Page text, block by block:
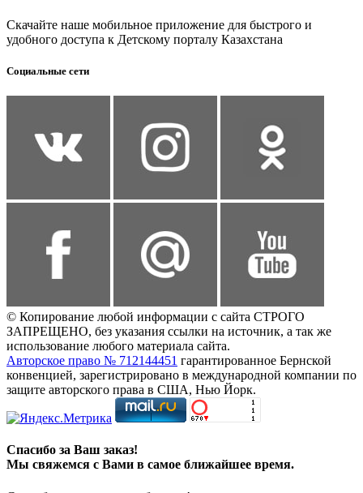
Скачайте наше мобильное приложение для быстрого и
удобного доступа к Детскому порталу Казахстана
Социальные сети
© Копирование любой информации с сайта СТРОГО
ЗАПРЕЩЕНО, без указания ссылки на источник, а так же
использование любого материала сайта.
Авторское право № 712144451 гарантированное Бернской
конвенцией, зарегистрировано в международной компании по
защите авторского права в США, Нью Йорк.
Спасибо за Ваш заказ!
Мы свяжемся с Вами в самое ближайшее время.